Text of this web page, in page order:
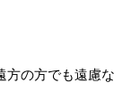
方の方でも遠慮な